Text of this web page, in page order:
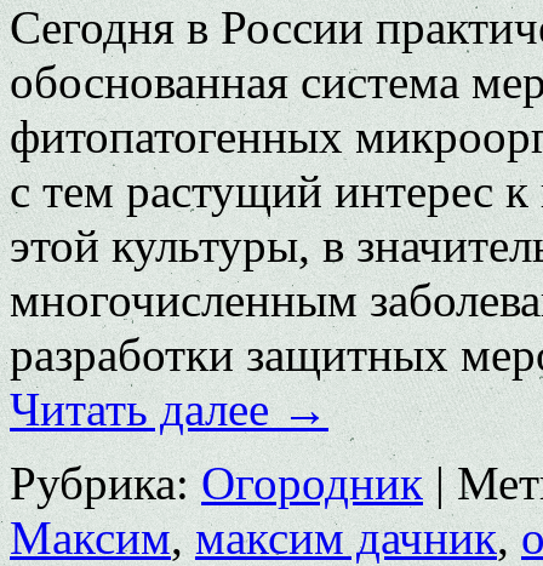
Сегодня в России
обоснованная система
фитопатогенных
с тем растущий интерес
этой культуры, в
многочисленным
разработки защитных
Читать далее→
Рубрика: Огородник |
Максим,максим дачник,